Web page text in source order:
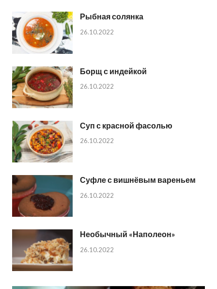
Рыбная солянка
26.10.2022
Борщ с индейкой
26.10.2022
Суп с красной фасолью
26.10.2022
Суфле с вишнёвым вареньем
26.10.2022
Необычный «Наполеон»
26.10.2022